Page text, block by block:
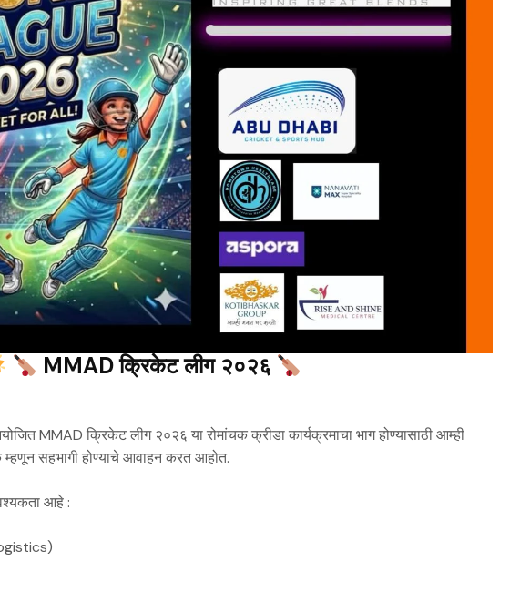
MMAD क्रिकेट लीग २०२६
MMAD क्रिकेट लीग २०२६ या रोमांचक क्रीडा कार्यक्रमाचा भाग होण्यासाठी आम्ही
म्हणून सहभागी होण्याचे आवाहन करत आहोत.
आहे :